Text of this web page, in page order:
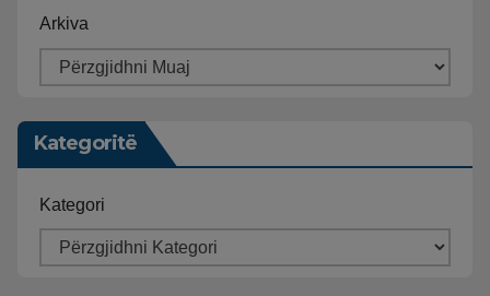
Arkiva
Kategoritë
Kategori